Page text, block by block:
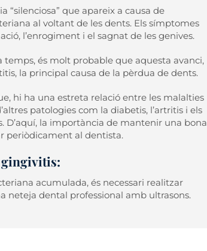
“silenciosa” que apareix a causa de
al voltant de les dents. Els símptomes
l’enrogiment i el sagnat de les genives.
temps, és molt probable que aquesta avanci,
la principal causa de la pèrdua de dents.
hi ha una estreta relació entre les malalties
patologies com la diabetis, l’artritis i els
D’aquí, la importància de mantenir una bona
periòdicament al dentista.
gingivitis:
acumulada, és necessari realitzar
neteja dental professional amb ultrasons.